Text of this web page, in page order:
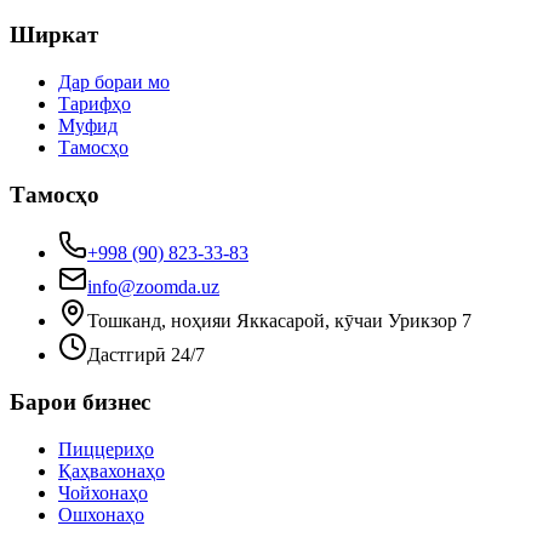
Ширкат
Дар бораи мо
Тарифҳо
Муфид
Тамосҳо
Тамосҳо
+998 (90) 823-33-83
info@zoomda.uz
Тошканд, ноҳияи Яккасарой, кӯчаи Урикзор 7
Дастгирӣ 24/7
Барои бизнес
Пиццериҳо
Қаҳвахонаҳо
Чойхонаҳо
Ошхонаҳо